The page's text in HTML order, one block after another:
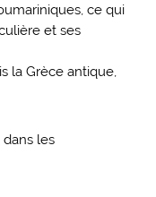
ce qui
et ses
la Grèce antique,
les